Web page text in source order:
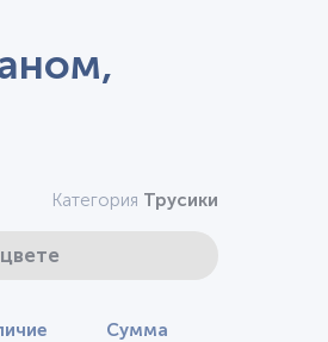
Категория Трусики
Сумма